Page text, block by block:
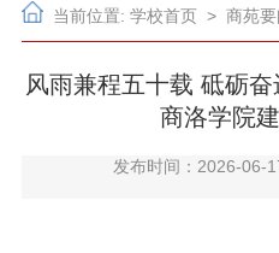
当前位置: 学校首页 > 商苑要
风雨兼程五十载 砥砺
商洛学院
发布时间：2026-06-